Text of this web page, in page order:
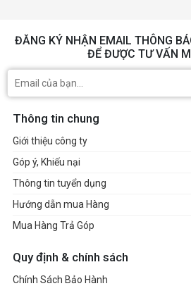
ĐĂNG KÝ NHẬN EMAIL THÔNG
ĐỂ ĐƯỢC TƯ VẤN
Thông tin chung
Giới thiệu công ty
Góp ý, Khiếu nại
Thông tin tuyển dụng
Hướng dẫn mua Hàng
Mua Hàng Trả Góp
Quy định & chính sách
Chính Sách Bảo Hành